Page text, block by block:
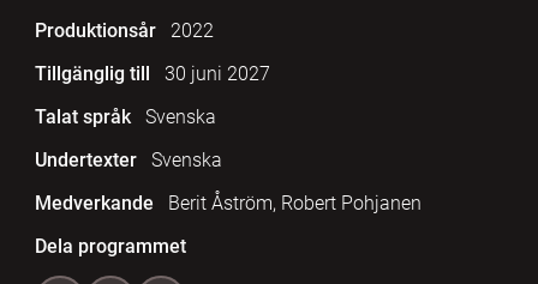
Produktionsår
2022
Tillgänglig till
30 juni 2027
Talat språk
Svenska
Undertexter
Svenska
Medverkande
Berit Åström, Robert Pohjanen
Dela programmet